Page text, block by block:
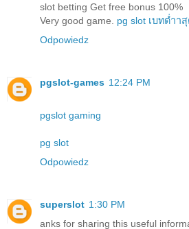
slot betting Get free bonus 100%
Very good game. pg slot เบทต่ำา
Odpowiedz
pgslot-games 12:24 PM
pgslot gaming
pg slot
Odpowiedz
superslot 1:30 PM
anks for sharing this useful